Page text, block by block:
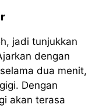
jadi tunjukkan
dengan
dua menit,
Dengan
akan terasa